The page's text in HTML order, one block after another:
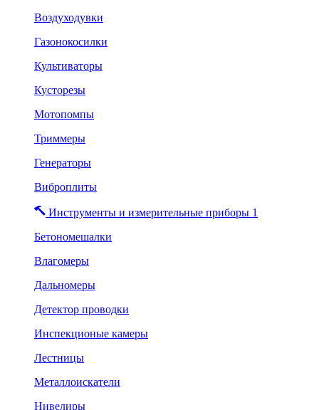
Воздуходувки
Газонокосилки
Культиваторы
Кусторезы
Мотопомпы
Триммеры
Генераторы
Виброплиты
Инструменты и измерительные приборы 1
Бетономешалки
Влагомеры
Дальномеры
Детектор проводки
Инспекционые камеры
Лестницы
Металлоискатели
Нивелиры